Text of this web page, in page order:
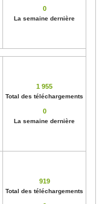
0
La semaine dernière
1 955
Total des téléchargements
0
La semaine dernière
919
Total des téléchargements